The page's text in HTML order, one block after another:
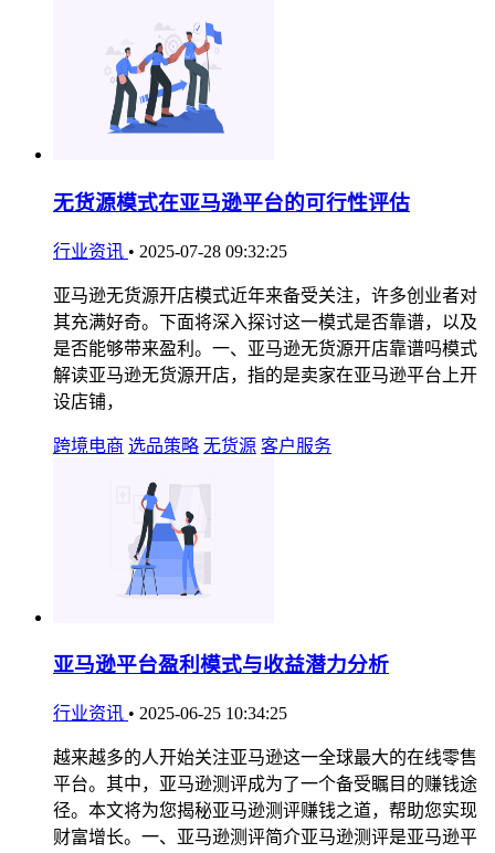
无货源模式在亚马逊平台的可行性评估
行业资讯 • 2025-07-28 09:32:25
亚马逊无货源开店模式近年来备受关注，许多创业者对
其充满好奇。下面将深入探讨这一模式是否靠谱，以及
是否能够带来盈利。一、亚马逊无货源开店靠谱吗模式
解读亚马逊无货源开店，指的是卖家在亚马逊平台上开
设店铺，
跨境电商 选品策略 无货源 客户服务
亚马逊平台盈利模式与收益潜力分析
行业资讯 • 2025-06-25 10:34:25
越来越多的人开始关注亚马逊这一全球最大的在线零售
平台。其中，亚马逊测评成为了一个备受瞩目的赚钱途
径。本文将为您揭秘亚马逊测评赚钱之道，帮助您实现
财富增长。一、亚马逊测评简介亚马逊测评是亚马逊平